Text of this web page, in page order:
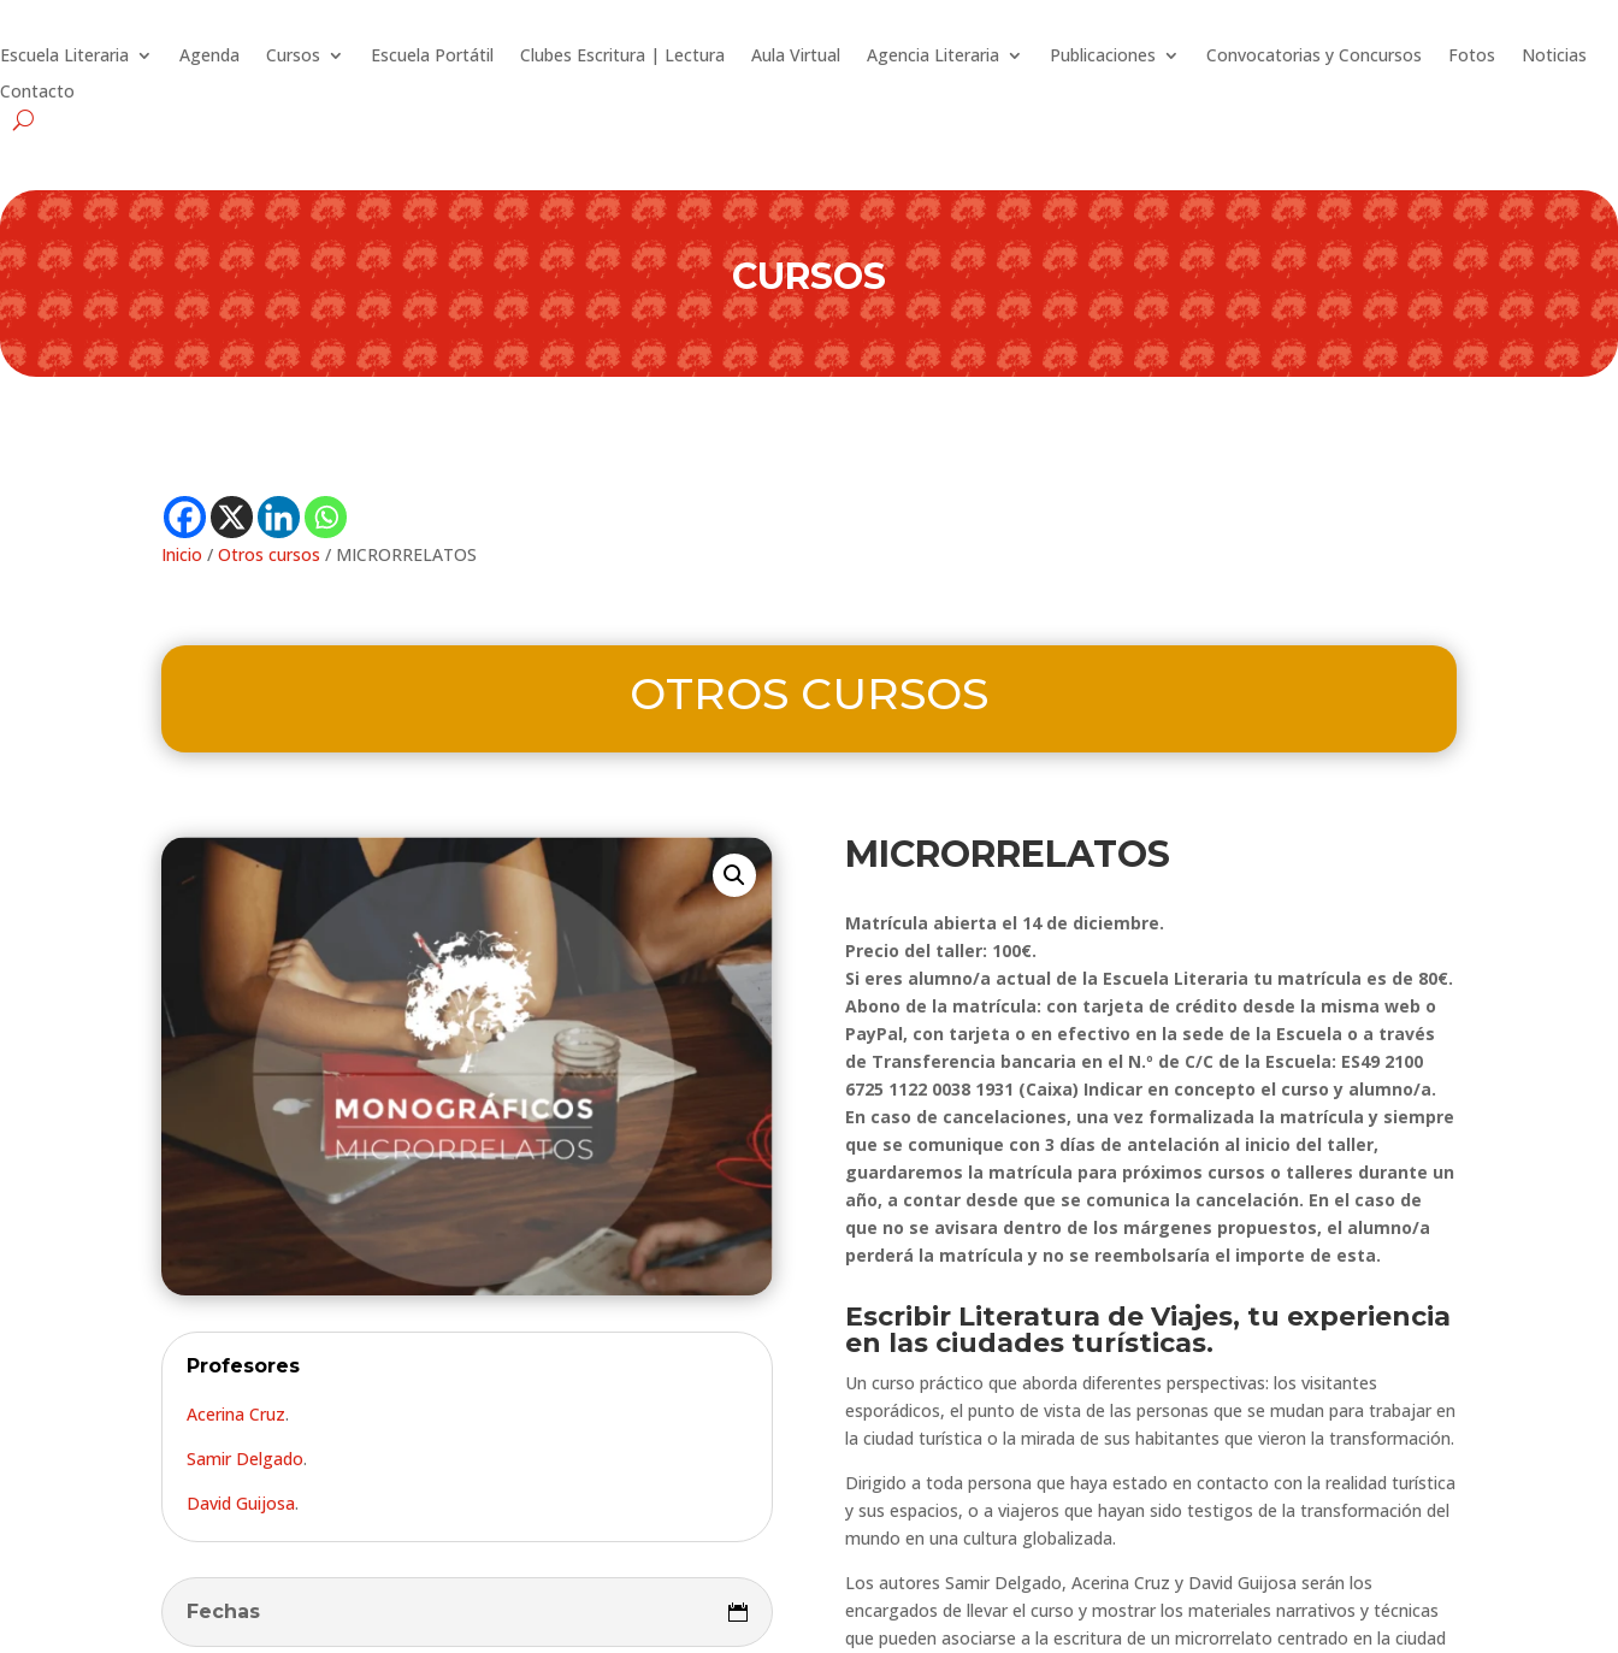
Escuela Literaria Agenda Cursos Escuela Portátil Clubes Escritura | Lectura Aula Virtual Agencia Literaria Publicaciones Convocatorias y Concursos Fotos
Noticias
Contacto
CURSOS
Inicio /Otros cursos / MICRORRELATOS
OTROS CURSOS
Profesores
Acerina Cruz.
Samir Delgado.
David Guijosa.
Fechas
MICRORRELATOS
Matrícula abierta el 14 de diciembre.
Precio del taller: 100€.
Si eres alumno/a actual de la Escuela Literaria tu matrícula es de 80€.
Abono de la matrícula: con tarjeta de crédito desde la misma web o
PayPal, con tarjeta o en efectivo en la sede de la Escuela o a través
de Transferencia bancaria en el N.º de C/C de la Escuela: ES49 2100
6725 1122 0038 1931 (Caixa) Indicar en concepto el curso y alumno/a.
En caso de cancelaciones, una vez formalizada la matrícula y siempre
que se comunique con 3 días de antelación al inicio del taller,
guardaremos la matrícula para próximos cursos o talleres durante un
año, a contar desde que se comunica la cancelación. En el caso de
que no se avisara dentro de los márgenes propuestos, el alumno/a
perderá la matrícula y no se reembolsaría el importe de esta.
Escribir Literatura de Viajes, tu experiencia
en las ciudades turísticas.
Un curso práctico que aborda diferentes perspectivas: los visitantes
esporádicos, el punto de vista de las personas que se mudan para trabajar en
la ciudad turística o la mirada de sus habitantes que vieron la transformación.
Dirigido a toda persona que haya estado en contacto con la realidad turística
y sus espacios, o a viajeros que hayan sido testigos de la transformación del
mundo en una cultura globalizada.
Los autores Samir Delgado, Acerina Cruz y David Guijosa serán los
encargados de llevar el curso y mostrar los materiales narrativos y técnicas
que pueden asociarse a la escritura de un microrrelato centrado en la ciudad